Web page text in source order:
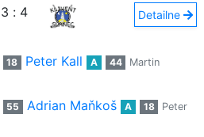
3 : 4 Detailne
18 Peter Kall A 44
Martin
55 Adrian Maňkoš A 18
Peter